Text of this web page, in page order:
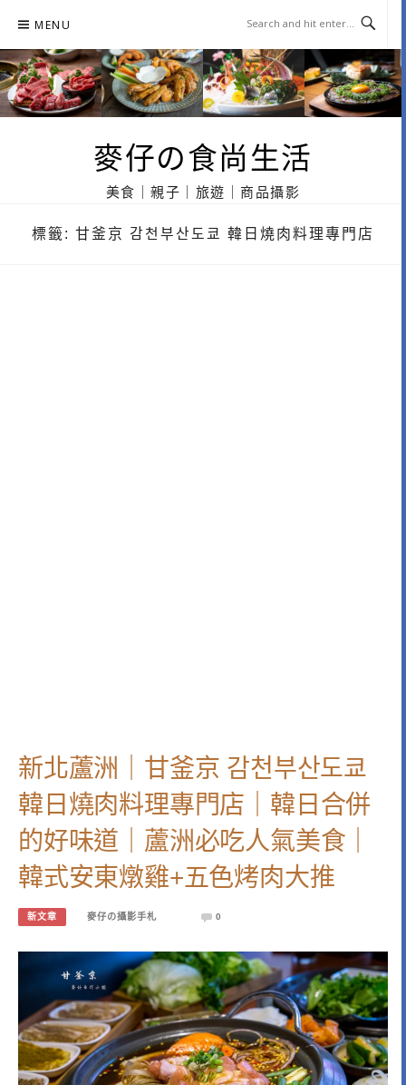
content
MENU
麥仔の食尚生活
美食｜親子｜旅遊｜商品攝影
標籤: 甘釜京 감천부산도쿄 韓日燒肉料理專門店
新北蘆洲｜甘釜京 감천부산도쿄
韓日燒肉料理專門店｜韓日合併
的好味道｜蘆洲必吃人氣美食｜
韓式安東燉雞+五色烤肉大推
新文章 麥仔の攝影手札 0